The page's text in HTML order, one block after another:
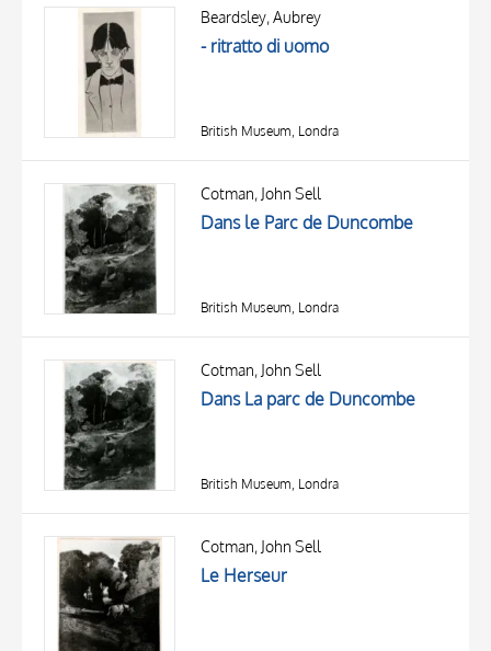
Beardsley, Aubrey
- ritratto di uomo
British Museum, Londra
Cotman, John Sell
Dans le Parc de Duncombe
British Museum, Londra
Cotman, John Sell
Dans La parc de Duncombe
British Museum, Londra
Cotman, John Sell
Le Herseur